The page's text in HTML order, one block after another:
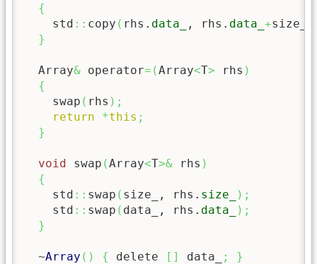
{
    std
:: copy ( rhs. data_ , rhs. data_ +size_,
}
  Array
& operator= (Array<T> rhs )
{
    swap
( rhs ) ;
return
*this ;
}
void swap (Array<T>& rhs )
{
    std
:: swap ( size_, rhs. size_ ) ;
    std
:: swap ( data_, rhs. data_ ) ;
}
  ~
Array ( ) { delete [ ] data_ ; }